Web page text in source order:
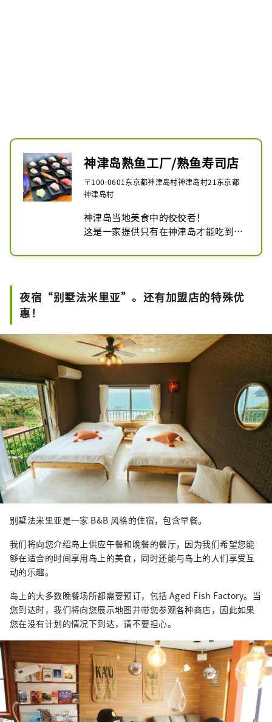
神津岛熟鱼工厂/熟鱼寿司店
〒100-0601东京都神津岛村神津岛村21东京都
神津岛村
神津岛当地美食中的佼佼者！
这是一家提供只有在神津岛才能吃到的
师选用新鲜的鱼制作而成。
夜宿“别墅法米里亚”。还有加盟店的特殊优
惠！
别墅法米里亚是一家 B&B 风格的住宿，包含早餐。
我们将向您介绍岛上供应午餐和晚餐的餐厅，因为我们希望您能
够在适合的时间享用岛上的美食，同时还能与岛上的人们享受互
动的乐趣。
岛上的大多数晚餐场所都需要预订，包括 Aged Fish Factory。当
您到达时，我们将向您展示地图并带您参观各种商店，因此如果
您在没有计划的情况下到达，请不要担心。